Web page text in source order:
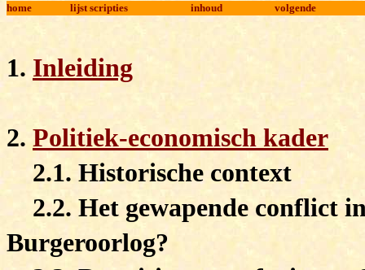
home lijst scripties inhoud volgende
1. Inleiding
2. Politiek-economisch kader
2.1. Historische context
2.2. Het gewapende conflict
Burgeroorlog?